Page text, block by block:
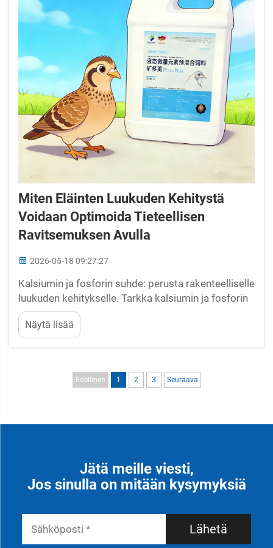
Miten Eläinten Luukuden Kehitystä
Voidaan Optimoida Tieteellisen
Ravitsemuksen Avulla
2026-05-18 09:27:27
Kalsiumin ja fosforin suhde: perusta rakenteelliselle
luukuden kehitykselle. Tarkka kalsiumin ja fosforin
tasapaino on välttämätön optimaaliselle luukuden
kehitykselle nautojen kasvatuksessa. Nämä kaksi
mineraalia muodostavat hydroksyapatiittikiteitä –
Näytä lisää
Edellinen 1 2 3 Seuraava
Jätä meille viesti,
Jos sinulla on mitään kysymyksiä
Lähetä